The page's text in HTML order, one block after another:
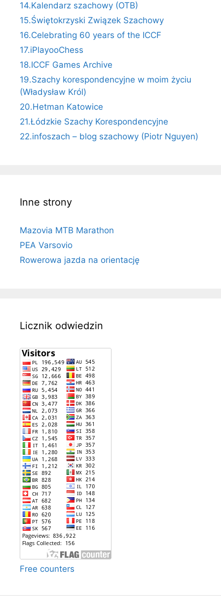
14.Kalendarz szachowy (OTB)
15.Świętokrzyski Związek Szachowy
16.Celebrating 60 years of the ICCF
17.iPlayooChess
18.ICCF Games Archive
19.Szachy korespondencyjne w moim życiu
(Władysław Król)
20.Hetman Katowice
21.Łódzkie Szachy Korespondencyjne
22.infoszach – blog szachowy (Piotr Nguyen)
Inne strony
Mazovia MTB Marathon
PEA Varsovio
Rowerowa jazda na orientację
Licznik odwiedzin
Free counters